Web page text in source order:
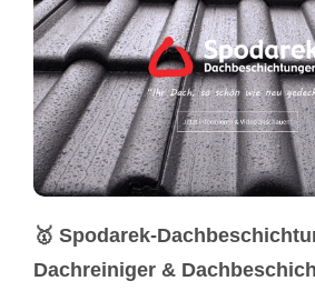
🥇 Spodarek-
Dachreiniger &